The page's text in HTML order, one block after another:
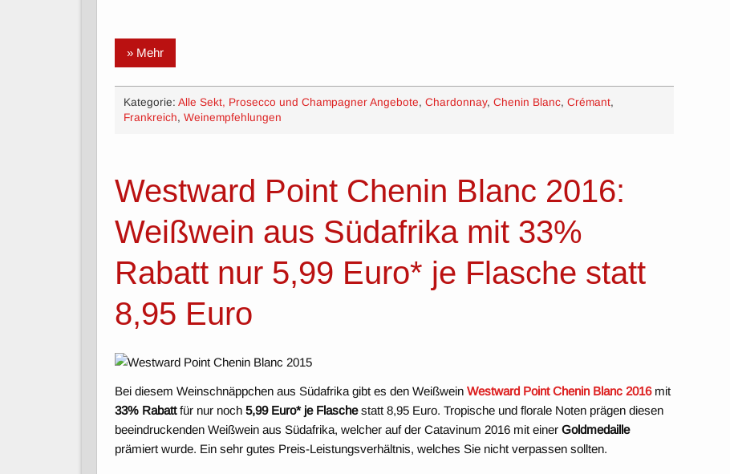
» Mehr
Kategorie: Alle Sekt, Prosecco und Champagner Angebote, Chardonnay, Chenin Blanc, Crémant,
Frankreich, Weinempfehlungen
Westward Point Chenin Blanc 2016:
Weißwein aus Südafrika mit 33%
Rabatt nur 5,99 Euro* je Flasche statt
8,95 Euro
Bei diesem Weinschnäppchen aus Südafrika gibt es den WeißweinWestward Point Chenin Blanc 2016mit
33% Rabattfür nur noch5,99 Euro* je Flaschestatt 8,95 Euro. Tropische und florale Noten prägen diesen
beeindruckenden Weißwein aus Südafrika, welcher auf der Catavinum 2016 mit einerGoldmedaille
prämiert wurde. Ein sehr gutes Preis-Leistungsverhältnis, welches Sie nicht verpassen sollten.